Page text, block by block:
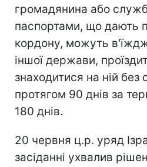
громадянина або
паспортами, що дають
кордону, можуть
іншої держави,
знаходитися на ній без
протягом 90 днів за
180 днів.
20 червня ц.р. уряд
засіданні ухвалив